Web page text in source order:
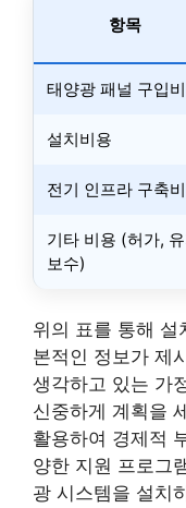
항목
태양광 패널 구입비
설치비용
전기 인프라 구축비
기타 비용 (허가,
보수)
위의 표를 통해 설
본적인 정보가 제
생각하고 있는 가
신중하게 계획을
활용하여 경제적
양한 지원 프로그
광 시스템을 설치